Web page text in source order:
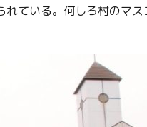
ている。何しろ村のマ